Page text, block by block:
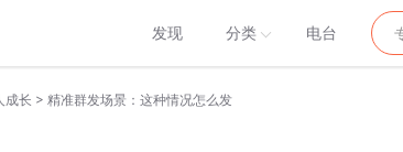
发现 分类 电台
成长 > 精准群发场景：这种情况怎么发